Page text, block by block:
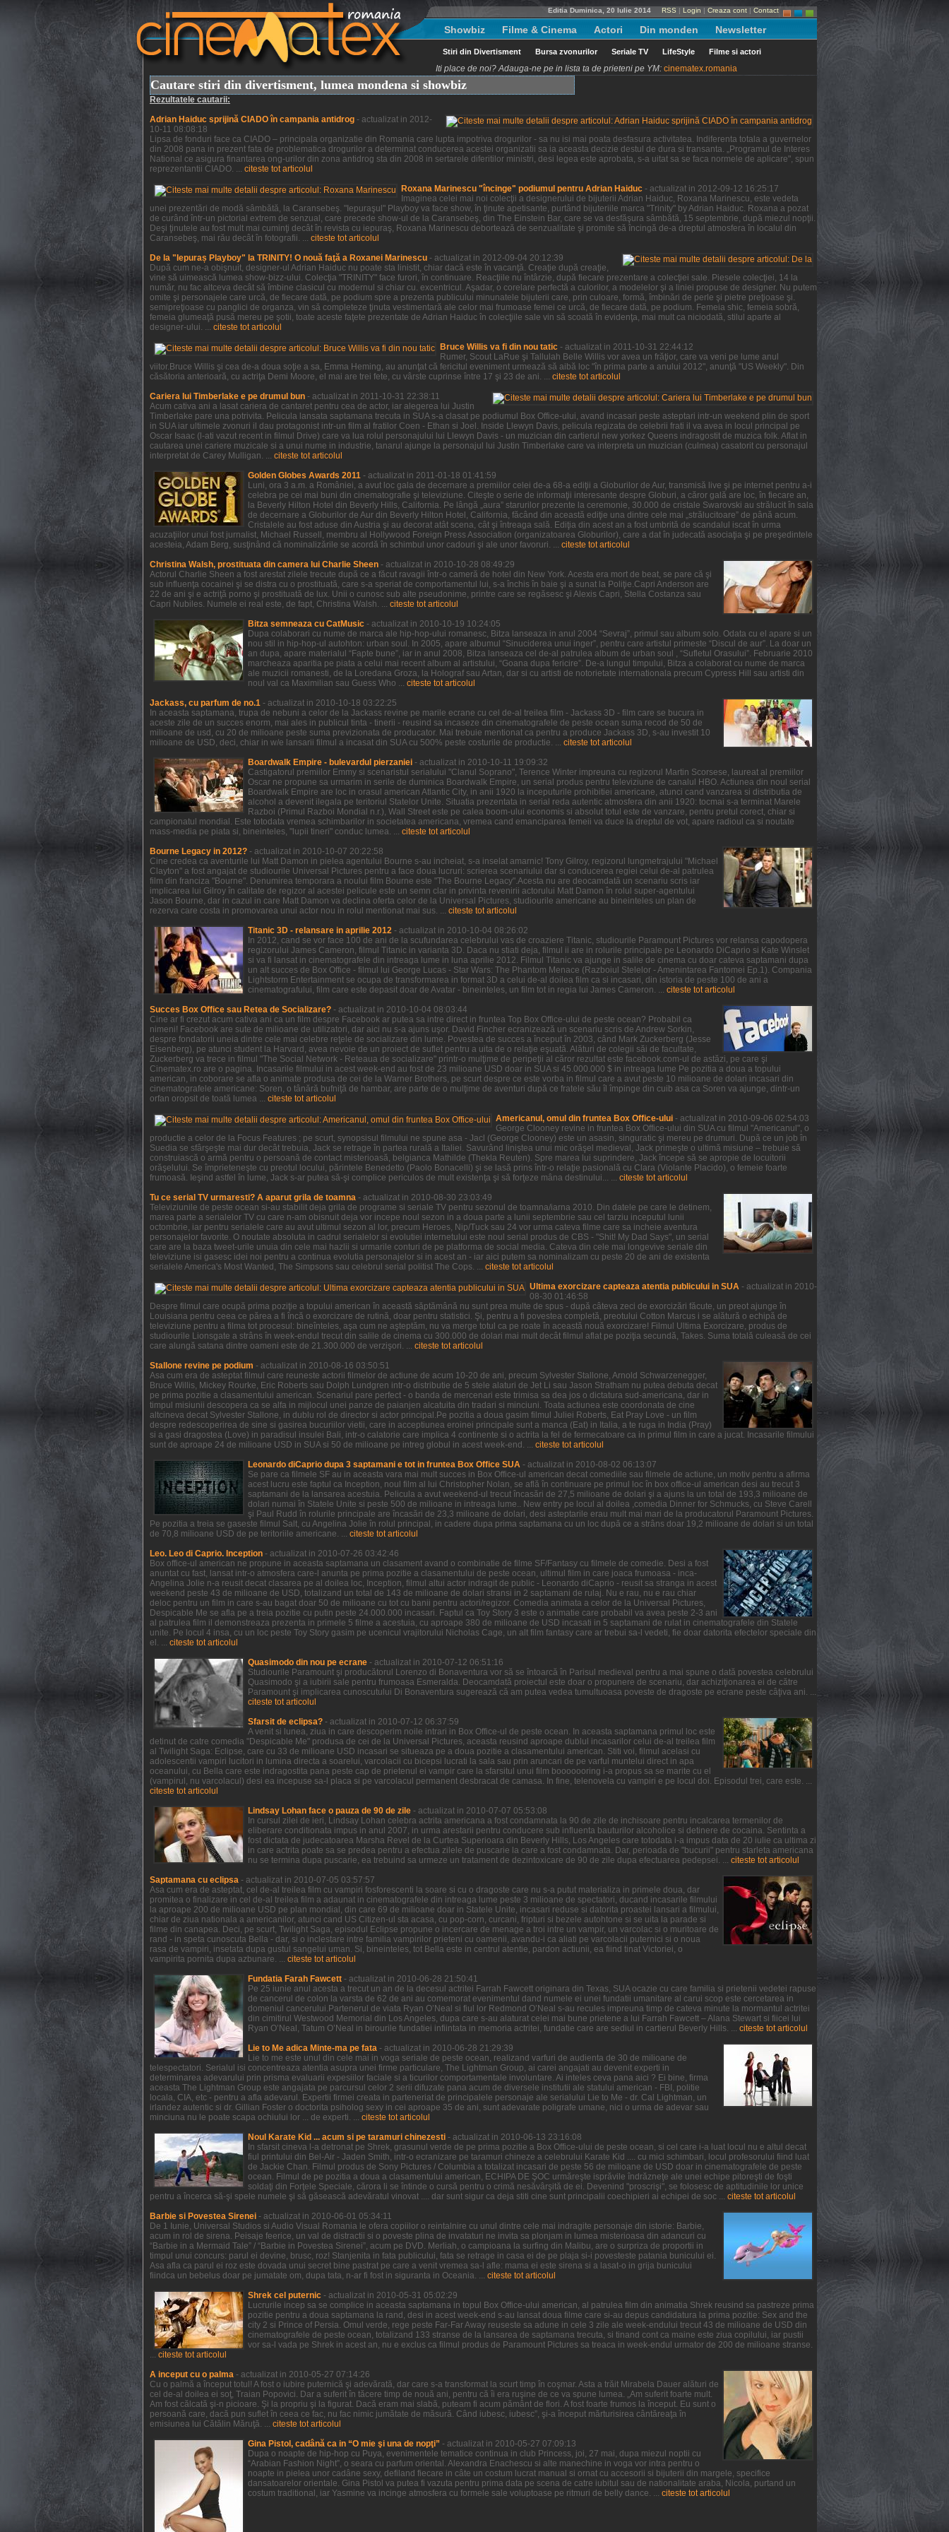
Editia Duminica, 20 Iulie 2014 RSS | Login | Creaza cont | Contact
Showbiz Filme & Cinema Actori Din monden Newsletter
Stiri din Divertisment Bursa zvonurilor Seriale TV LifeStyle Filme si actori
Iti place de noi? Adauga-ne pe in lista ta de prieteni pe YM: cinematex.romania
Cautare stiri din divertisment, lumea mondena si showbiz
Rezultatele cautarii:
Adrian Haiduc sprijină CIADO în campania antidrog - actualizat in 2012-
10-11 08:08:18
Lipsa de fonduri face ca CIADO – principala organizatie din Romania care lupta impotriva drogurilor - sa nu isi mai poata desfasura activitatea. Indiferenta totala a guvernelor
din 2008 pana in prezent fata de problematica drogurilor a determinat conducerea acestei organizatii sa ia aceasta decizie destul de dura si transanta. „Programul de Interes
National ce asigura finantarea ong-urilor din zona antidrog sta din 2008 in sertarele diferitilor ministri, desi legea este aprobata, s-a uitat sa se faca normele de aplicare", spun
reprezentantii CIADO. ... citeste tot articolul
Roxana Marinescu "încinge" podiumul pentru Adrian Haiduc - actualizat in 2012-09-12 16:25:17
Imaginea celei mai noi colecţii a designerului de bijuterii Adrian Haiduc, Roxana Marinescu, este vedeta
unei prezentări de modă sâmbătă, la Caransebeş. "Iepuraşul" Playboy va face show, în ţinute apetisante, purtând bijuteriile marca "Trinity" by Adrian Haiduc. Roxana a pozat
de curând într-un pictorial extrem de senzual, care precede show-ul de la Caransebeş, din The Einstein Bar, care se va desfăşura sâmbătă, 15 septembrie, după miezul nopţii.
Deşi ţinutele au fost mult mai cuminţi decât în revista cu iepuraş, Roxana Marinescu debortează de senzualitate şi promite să încingă de-a dreptul atmosfera în localul din
Caransebeş, mai rău decât în fotografii. ... citeste tot articolul
De la "Iepuraș Playboy" la TRINITY! O nouă faţă a Roxanei Marinescu - actualizat in 2012-09-04 20:12:39
După cum ne-a obişnuit, designer-ul Adrian Haiduc nu poate sta linistit, chiar dacă este în vacanţă. Creaţie după creaţie,
vine să uimească lumea show-bizz-ului. Colecţia "TRINITY" face furori, în continuare. Reacţiile nu întârzie, după fiecare prezentare a colecţiei sale. Piesele colecţiei, 14 la
număr, nu fac altceva decât să îmbine clasicul cu modernul si chiar cu. excentricul. Aşadar, o corelare perfectă a culorilor, a modelelor şi a liniei propuse de designer. Nu putem
omite şi personajele care urcă, de fiecare dată, pe podium spre a prezenta publicului minunatele bijuterii care, prin culoare, formă, îmbinări de perle şi pietre preţioase şi.
semipreţioase cu panglici de organza, vin să completeze ţinuta vestimentară ale celor mai frumoase femei ce urcă, de fiecare dată, pe podium. Femeia shic, femeia sobră,
femeia glumeaţă pusă mereu pe şotii, toate aceste faţete prezentate de Adrian Haiduc în colecţiile sale vin să scoată în evidenţa, mai mult ca niciodată, stilul aparte al
designer-ului. ... citeste tot articolul
Bruce Willis va fi din nou tatic - actualizat in 2011-10-31 22:44:12
Rumer, Scout LaRue şi Tallulah Belle Willis vor avea un frăţior, care va veni pe lume anul
viitor.Bruce Willis şi cea de-a doua soţie a sa, Emma Heming, au anunţat că fericitul eveniment urmează să aibă loc "în prima parte a anului 2012", anunţă "US Weekly". Din
căsătoria anterioară, cu actriţa Demi Moore, el mai are trei fete, cu vârste cuprinse între 17 şi 23 de ani. ... citeste tot articolul
Cariera lui Timberlake e pe drumul bun - actualizat in 2011-10-31 22:38:11
Acum cativa ani a lasat cariera de cantaret pentru cea de actor, iar alegerea lui Justin
Timberlake pare una potrivita. Pelicula lansata saptamana trecuta in SUA s-a clasat pe podiumul Box Office-ului, avand incasari peste asteptari intr-un weekend plin de sport
in SUA iar ultimele zvonuri il dau protagonist intr-un film al fratilor Coen - Ethan si Joel. Inside Llewyn Davis, pelicula regizata de celebrii frati il va avea in locul principal pe
Oscar Isaac (l-ati vazut recent in filmul Drive) care va lua rolul personajului lui Llewyn Davis - un muzician din cartierul new yorkez Queens indragostit de muzica folk. Aflat in
cautarea unei cariere muzicale si a unui nume in industrie, tanarul ajunge la personajul lui Justin Timberlake care va interpreta un muzician (culmea) casatorit cu personajul
interpretat de Carey Mulligan. ... citeste tot articolul
Golden Globes Awards 2011 - actualizat in 2011-01-18 01:41:59
Luni, ora 3 a.m. a României, a avut loc gala de decernare a premiilor celei de-a 68-a ediţii a Globurilor de Aur, transmisă live şi pe internet pentru a-i
celebra pe cei mai buni din cinematografie şi televiziune. Citeşte o serie de informaţii interesante despre Globuri, a căror gală are loc, în fiecare an,
la Beverly Hilton Hotel din Beverly Hills, California. Pe lângă „aura” starurilor prezente la ceremonie, 30.000 de cristale Swarovski au strălucit în sala
de decernare a Globurilor de Aur din Beverly Hilton Hotel, California, făcând din această ediţie una dintre cele mai „strălucitoare” de până acum.
Cristalele au fost aduse din Austria şi au decorat atât scena, cât şi întreaga sală. Ediţia din acest an a fost umbrită de scandalul iscat în urma
acuzaţiilor unui fost jurnalist, Michael Russell, membru al Hollywood Foreign Press Association (organizatoarea Globurilor), care a dat în judecată asociaţia şi pe preşedintele
acesteia, Adam Berg, susţinând că nominalizările se acordă în schimbul unor cadouri şi ale unor favoruri. ... citeste tot articolul
Christina Walsh, prostituata din camera lui Charlie Sheen - actualizat in 2010-10-28 08:49:29
Actorul Charlie Sheen a fost arestat zilele trecute după ce a făcut ravagii într-o cameră de hotel din New York. Acesta era mort de beat, se pare că şi
sub influenţa cocainei şi se distra cu o prostituată, care s-a speriat de comportamentul lui, s-a închis în baie şi a sunat la Poliţie.Capri Anderson are
22 de ani şi e actriţă porno şi prostituată de lux. Unii o cunosc sub alte pseudonime, printre care se regăsesc şi Alexis Capri, Stella Costanza sau
Capri Nubiles. Numele ei real este, de fapt, Christina Walsh. ... citeste tot articolul
Bitza semneaza cu CatMusic - actualizat in 2010-10-19 10:24:05
Dupa colaborari cu nume de marca ale hip-hop-ului romanesc, Bitza lanseaza in anul 2004 “Sevraj”, primul sau album solo. Odata cu el apare si un
nou stil in hip-hop-ul autohton: urban soul. In 2005, apare albumul “Sinuciderea unui inger”, pentru care artistul primeste “Discul de aur”. La doar un
an dupa, apare materialul “Fapte bune”, iar in anul 2008, Bitza lanseaza cel de-al patrulea album de urban soul , “Sufletul Orasului”. Februarie 2010
marcheaza aparitia pe piata a celui mai recent album al artistului, “Goana dupa fericire”. De-a lungul timpului, Bitza a colaborat cu nume de marca
ale muzicii romanesti, de la Loredana Groza, la Holograf sau Artan, dar si cu artisti de notorietate internationala precum Cypress Hill sau artisti din
noul val ca Maximilian sau Guess Who ... citeste tot articolul
Jackass, cu parfum de no.1 - actualizat in 2010-10-18 03:22:25
In aceasta saptamana, trupa de nebuni a celor de la Jackass revine pe marile ecrane cu cel de-al treilea film - Jackass 3D - film care se bucura in
aceste zile de un succes enorm, mai ales in publicul tinta - tinerii - reusind sa incaseze din cinematografele de peste ocean suma recod de 50 de
milioane de usd, cu 20 de milioane peste suma previzionata de producator. Mai trebuie mentionat ca pentru a produce Jackass 3D, s-au investit 10
milioane de USD, deci, chiar in w/e lansarii filmul a incasat din SUA cu 500% peste costurile de productie. ... citeste tot articolul
Boardwalk Empire - bulevardul pierzaniei - actualizat in 2010-10-11 19:09:32
Castigatorul premiilor Emmy si scenaristul serialului "Clanul Soprano", Terence Winter impreuna cu regizorul Martin Scorsese, laureat al premiilor
Oscar ne propune sa urmarim in serile de duminica Boardwalk Empire, un serial produs pentru televiziune de canalul HBO. Actiunea din noul serial
Boardwalk Empire are loc in orasul american Atlantic City, in anii 1920 la inceputurile prohibitiei americane, atunci cand vanzarea si distributia de
alcohol a devenit ilegala pe teritoriul Statelor Unite. Situatia prezentata in serial reda autentic atmosfera din anii 1920: tocmai s-a terminat Marele
Razboi (Primul Razboi Mondial n.r.), Wall Street este pe calea boom-ului economis si absolut totul este de vanzare, pentru pretul corect, chiar si
campionatul mondial. Este totodata vremea schimbarilor in societatea americana, vremea cand emanciparea femeii va duce la dreptul de vot, apare radioul ca si noutate
mass-media pe piata si, bineinteles, "lupii tineri" conduc lumea. ... citeste tot articolul
Bourne Legacy in 2012? - actualizat in 2010-10-07 20:22:58
Cine credea ca aventurile lui Matt Damon in pielea agentului Bourne s-au incheiat, s-a inselat amarnic! Tony Gilroy, regizorul lungmetrajului "Michael
Clayton" a fost angajat de studiourile Universal Pictures pentru a face doua lucruri: scrierea scenariului dar si conducerea regiei celui de-al patrulea
film din franciza "Bourne". Denumirea temporara a noului film Bourne este "The Bourne Legacy".Acesta nu are deocamdată un scenariu scris iar
implicarea lui Gilroy în calitate de regizor al acestei pelicule este un semn clar in privinta revenirii actorului Matt Damon în rolul super-agentului
Jason Bourne, dar in cazul in care Matt Damon va declina oferta celor de la Universal Pictures, studiourile americane au bineinteles un plan de
rezerva care costa in promovarea unui actor nou in rolul mentionat mai sus. ... citeste tot articolul
Titanic 3D - relansare in aprilie 2012 - actualizat in 2010-10-04 08:26:02
In 2012, cand se vor face 100 de ani de la scufundarea celebrului vas de croaziere Titanic, studiourile Paramount Pictures vor relansa capodopera
regizorului James Cameron, filmul Titanic in varianta 3D. Daca nu stiati deja, filmul ii are in rolurile principale pe Leonardo DiCaprio si Kate Winslet
si va fi lansat in cinematografele din intreaga lume in luna aprilie 2012. Filmul Titanic va ajunge in salile de cinema cu doar cateva saptamani dupa
un alt succes de Box Office - filmul lui George Lucas - Star Wars: The Phantom Menace (Razboiul Stelelor - Amenintarea Fantomei Ep.1). Compania
Lightstorm Entertainment se ocupa de transformarea in format 3D a celui de-al doilea film ca si incasari, din istoria de peste 100 de ani a
cinematografului, film care este depasit doar de Avatar - bineinteles, un film tot in regia lui James Cameron. ... citeste tot articolul
Succes Box Office sau Retea de Socializare? - actualizat in 2010-10-04 08:03:44
Cine ar fi crezut acum cativa ani ca un film despre Facebook ar putea sa intre direct in fruntea Top Box Office-ului de peste ocean? Probabil ca
nimeni! Facebook are sute de milioane de utilizatori, dar aici nu s-a ajuns uşor. David Fincher ecranizează un scenariu scris de Andrew Sorkin,
despre fondatorii uneia dintre cele mai celebre reţele de socializare din lume. Povestea de succes a început în 2003, când Mark Zuckerberg (Jesse
Eisenberg), pe atunci student la Harvard, avea nevoie de un proiect de suflet pentru a uita de o relaţie eşuată. Alături de colegii săi de facultate,
Zuckerberg va trece in filmul "The Social Network - Reteaua de socializare" printr-o mulţime de peripeţii al căror rezultat este facebook.com-ul de astăzi, pe care şi
Cinematex.ro are o pagina. Incasarile filmului in acest week-end au fost de 23 milioane USD doar in SUA si 45.000.000 $ in intreaga lume Pe pozitia a doua a topului
american, in coborare se afla o animate produsa de cei de la Warner Brothers, pe scurt despre ce este vorba in filmul care a avut peste 10 milioane de dolari incasari din
cinematografele americane: Soren, o tânără bufniţă de hambar, are parte de o mulţime de aventuri după ce fratele său îl împinge din cuib asa ca Soren va ajunge, dintr-un
orfan oropsit de toată lumea ... citeste tot articolul
Americanul, omul din fruntea Box Office-ului - actualizat in 2010-09-06 02:54:03
George Clooney revine in fruntea Box Office-ului din SUA cu filmul "Americanul", o
productie a celor de la Focus Features ; pe scurt, synopsisul filmului ne spune asa - Jacl (George Clooney) este un asasin, singuratic şi mereu pe drumuri. După ce un job în
Suedia se sfârşeşte mai dur decât trebuia, Jack se retrage în partea rurală a Italiei. Savurând liniştea unui mic orăşel medieval, Jack primeşte o ultimă misiune – trebuie să
construiască o armă pentru o persoană de contact misterioasă, belgianca Mathilde (Thekla Reuten). Spre marea lui suprindere, Jack începe să se apropie de locuitorii
orăşelului. Se împrieteneşte cu preotul locului, părintele Benedetto (Paolo Bonacelli) şi se lasă prins într-o relaţie pasională cu Clara (Violante Placido), o femeie foarte
frumoasă. Ieşind astfel în lume, Jack s-ar putea să-şi complice periculos de mult existenţa şi să forţeze mâna destinului... ... citeste tot articolul
Tu ce serial TV urmaresti? A aparut grila de toamna - actualizat in 2010-08-30 23:03:49
Televiziunile de peste ocean si-au stabilit deja grila de programe si seriale TV pentru sezonul de toamna/iarna 2010. Din datele pe care le detinem,
marea parte a serialelor TV cu care n-am obisnuit deja vor incepe noul sezon in a doua parte a lunii septembrie sau cel tarziu inceputul lunii
octombrie, iar pentru serialele care au avut ultimul sezon al lor, precum Heroes, Nip/Tuck sau 24 vor urma cateva filme care sa incheie aventura
personajelor favorite. O noutate absoluta in cadrul serialelor si evolutiei internetului este noul serial produs de CBS - "Shit! My Dad Says", un serial
care are la baza tweet-urile unuia din cele mai hazlii si urmarile conturi de pe platforma de social media. Cateva din cele mai longevive seriale din
televiziune isi gasesc idei noi pentru a continua evolutia personajelor si in acest an - iar aici putem sa nominalizam cu peste 20 de ani de existenta
serialele America's Most Wanted, The Simpsons sau celebrul serial politist The Cops. ... citeste tot articolul
Ultima exorcizare capteaza atentia publicului in SUA - actualizat in 2010-
08-30 01:46:58
Despre filmul care ocupă prima poziţie a topului american în această săptămână nu sunt prea multe de spus - după câteva zeci de exorcizări făcute, un preot ajunge în
Louisiana pentru ceea ce părea a fi încă o exorcizare de rutină, doar pentru statistici. Şi, pentru a fi povestea completă, preotului Cotton Marcus i se alătură o echipă de
televiziune pentru a filma tot procesul: bineînteles, aşa cum ne aşteptăm, nu va merge totul ca pe roate în această nouă exorcizare! Filmul Ultima Exorcizare, produs de
studiourile Lionsgate a strâns în week-endul trecut din salile de cinema cu 300.000 de dolari mai mult decât filmul aflat pe poziţia secundă, Takes. Suma totală culeasă de cei
care alungă satana dintre oameni este de 21.300.000 de verzişori. ... citeste tot articolul
Stallone revine pe podium - actualizat in 2010-08-16 03:50:51
Asa cum era de asteptat filmul care reuneste actorii filmelor de actiune de acum 10-20 de ani, precum Sylvester Stallone, Arnold Schwarzenegger,
Bruce Willis, Mickey Rourke, Eric Roberts sau Dolph Lundgren intr-o distributie de 5 stele alaturi de Jet Li sau Jason Stratham nu putea debuta decat
pe prima pozitie a clasamentului american. Scenariul pare perfect - o banda de mercenari este trimisa sa dea jos o dictatura sud-americana, dar in
timpul misiunii descopera ca se alfa in mijlocul unei panze de paianjen alcatuita din tradari si minciuni. Toata actiunea este coordonata de cine
altcineva decat Sylvester Stallone, in dublu rol de director si actor principal.Pe pozitia a doua gasim filmul Juliei Roberts, Eat Pray Love - un film
despre redescoperirea de sine si gasirea bucuriilor vietii, care in acceptiunea eroinei principale sunt a manca (Eat) in Italia, a te ruga in India (Pray)
si a gasi dragostea (Love) in paradisul insulei Bali, intr-o calatorie care implica 4 continente si o actrita la fel de fermecatoare ca in primul film in care a jucat. Incasarile filmului
sunt de aproape 24 de milioane USD in SUA si 50 de milioane pe intreg globul in acest week-end. ... citeste tot articolul
Leonardo diCaprio dupa 3 saptamani e tot in fruntea Box Office SUA - actualizat in 2010-08-02 06:13:07
Se pare ca filmele SF au in aceasta vara mai mult succes in Box Office-ul american decat comediile sau filmele de actiune, un motiv pentru a afirma
acest lucru este faptul ca Inception, noul film al lui Christopher Nolan, se află în continuare pe primul loc în box office-ul american desi au trecut 3
saptamani de la lansarea acestuia. Pelicula a avut weekend-ul trecut încasări de 27,5 milioane de dolari şi a ajuns la un total de 193,3 milioane de
dolari numai în Statele Unite si peste 500 de milioane in intreaga lume.. New entry pe locul al doilea ,comedia Dinner for Schmucks, cu Steve Carell
şi Paul Rudd în rolurile principale are încasări de 23,3 milioane de dolari, desi asteptarile erau mult mai mari de la producatorul Paramount Pictures.
Pe pozitia a treia se gaseste filmul Salt, cu Angelina Jolie în rolul principal, in cadere dupa prima saptamana cu un loc după ce a strâns doar 19,2 milioane de dolari si un total
de 70,8 milioane USD de pe teritoriile americane. ... citeste tot articolul
Leo. Leo di Caprio. Inception - actualizat in 2010-07-26 03:42:46
Box office-ul american ne propune in aceasta saptamana un clasament avand o combinatie de filme SF/Fantasy cu filmele de comedie. Desi a fost
anuntat cu fast, lansat intr-o atmosfera care-l anunta pe prima pozitie a clasamentului de peste ocean, ultimul film in care joaca frumoasa - inca-
Angelina Jolie n-a reusit decat clasarea pe al doilea loc, Inception, filmul altui actor indragit de public - Leonardo diCaprio - reusit sa stranga in acest
weekend peste 43 de milioane de USD, totalizand un total de 143 de milioane de dolari stransi in 2 saptamani de rulaj. Nu e rau, nu e rau chiar
deloc pentru un film in care s-au bagat doar 50 de milioane cu tot cu banii pentru actori/regizor. Comedia animata a celor de la Universal Pictures,
Despicable Me se afla pe a treia pozitie cu putin peste 24.000.000 incasari. Faptul ca Toy Story 3 este o animatie care probabil va avea peste 2-3 ani
al patrulea film il demonstreaza prezenta in primele 5 filme a acestuia, cu aproape 380 de milioane de USD incasati in 5 saptamani de rulat in cinematografele din Statele
unite. Pe locul 4 insa, cu un loc peste Toy Story gasim pe ucenicul vrajitorului Nicholas Cage, un alt film fantasy care ar trebui sa-l vedeti, fie doar datorita efectelor speciale din
el. ... citeste tot articolul
Quasimodo din nou pe ecrane - actualizat in 2010-07-12 06:51:16
Studiourile Paramount şi producătorul Lorenzo di Bonaventura vor să se întoarcă în Parisul medieval pentru a mai spune o dată povestea celebrului
Quasimodo şi a iubirii sale pentru frumoasa Esmeralda. Deocamdată proiectul este doar o propunere de scenariu, dar achiziţionarea ei de către
Paramount şi implicarea cunoscutului Di Bonaventura sugerează că am putea vedea tumultuoasa poveste de dragoste pe ecrane peste câţiva ani. ...
citeste tot articolul
Sfarsit de eclipsa? - actualizat in 2010-07-12 06:37:59
A venit si lunea, ziua in care descoperim noile intrari in Box Office-ul de peste ocean. In aceasta saptamana primul loc este
detinut de catre comedia "Despicable Me" produsa de cei de la Universal Pictures, aceasta reusind aproape dublul incasarilor celui de-al treilea film
al Twilight Saga: Eclipse, care cu 33 de milioane USD incasari se situeaza pe a doua pozitie a clasamentului american. Stiti voi, filmul acelasi cu
adolescentii vampiri lucitori in lumina directa a soarelui, varcolacii cu bicepsi lucrati la sala sau prin aruncari de pe varful muntelui direct in apa
oceanului, cu Bella care este indragostita pana peste cap de prietenul ei vampir care la sfarsitul unui film booooooring i-a propus sa se marite cu el
(vampirul, nu varcolacul) desi ea incepuse sa-l placa si pe varcolacul permanent desbracat de camasa. In fine, telenovela cu vampiri e pe locul doi. Episodul trei, care este. ...
citeste tot articolul
Lindsay Lohan face o pauza de 90 de zile - actualizat in 2010-07-07 05:53:08
In cursul zilei de ieri, Lindsay Lohan celebra actrita americana a fost condamnata la 90 de zile de inchisoare pentru incalcarea termenilor de
eliberare conditionata impus in anul 2007, in urma arestarii pentru conducere sub influenta bauturilor alcoholice si detinere de cocaina. Sentinta a
fost dictata de judecatoarea Marsha Revel de la Curtea Superioara din Beverly Hills, Los Angeles care totodata i-a impus data de 20 iulie ca ultima zi
in care actrita poate sa se predea pentru a efectua zilele de puscarie la care a fost condamnata. Dar, perioada de "bucurii" pentru starleta americana
nu se termina dupa puscarie, ea trebuind sa urmeze un tratament de dezintoxicare de 90 de zile dupa efectuarea pedepsei. ... citeste tot articolul
Saptamana cu eclipsa - actualizat in 2010-07-05 03:57:57
Asa cum era de asteptat, cel de-al treilea film cu vampiri fosforescenti la soare si cu o dragoste care nu s-a putut materializa in primele doua, dar
promitea o finalizare in cel de-al treilea film a adaunat in cinematografele din intreaga lume peste 3 milioane de spectatori, ducand incasarile filmului
la aproape 200 de milioane USD pe plan mondial, din care 69 de milioane doar in Statele Unite, incasari reduse si datorita proastei lansari a filmului,
chiar de ziua nationala a americanilor, atunci cand US Citizen-ul sta acasa, cu pop-corn, curcani, fripturi si bezele autohtone si se uita la parade si
filme din canapea. Deci, pe scurt, Twilight Saga, episodul Eclipse propune o incercare de menage a troi intre un vampir, un varcolac si o muritoare de
rand - in speta cunoscuta Bella - dar, si o inclestare intre familia vampirilor prieteni cu oamenii, avandu-i ca aliati pe varcolacii puternici si o noua
rasa de vampiri, insetata dupa gustul sangelui uman. Si, bineinteles, tot Bella este in centrul atentie, pardon actiunii, ea fiind tinat Victoriei, o
vampirita pornita dupa azbunare. ... citeste tot articolul
Fundatia Farah Fawcett - actualizat in 2010-06-28 21:50:41
Pe 25 iunie anul acesta a trecut un an de la decesul actritei Farrah Fawcett originara din Texas, SUA ocazie cu care familia si prietenii vedetei rapuse
de cancerul de colon la varsta de 62 de ani au comemorat evenimentul dand numele ei unei fundatii umanitare al carui scop este cercetarea in
domeniul cancerului.Partenerul de viata Ryan O’Neal si fiul lor Redmond O’Neal s-au recules impreuna timp de cateva minute la mormantul actritei
din cimitirul Westwood Memorial din Los Angeles, dupa care s-au alaturat celei mai bune prietene a lui Farrah Fawcett – Alana Stewart si fiicei lui
Ryan O’Neal, Tatum O’Neal in birourile fundatiei infiintata in memoria actritei, fundatie care are sediul in cartierul Beverly Hills. ... citeste tot articolul
Lie to Me adica Minte-ma pe fata - actualizat in 2010-06-28 21:29:39
Lie to me este unul din cele mai in voga seriale de peste ocean, realizand varfuri de audienta de 30 de milioane de
telespectatori. Serialul isi concentreaza atentia asupra unei firme particulare, The Lightman Group, ai carei angajati au devenit experti in
determinarea adevarului prin prisma evaluarii expesiilor faciale si a ticurilor comportamentale involuntare. Ai inteles ceva pana aici ? Ei bine, firma
aceasta The Lightman Group este angajata pe parcursul celor 2 serii difuzate pana acum de diversele institutii ale statului american - FBI, politie
locala, CIA, etc - pentru a afla adevarul. Expertii firmei creata in parteneriat de principalele personaje ale serialului Lie to Me - dr. Cal Lightman, un
irlandez autentic si dr. Gillian Foster o doctorita psiholog sexy in cei aproape 35 de ani, sunt adevarate poligrafe umane, nici o urma de adevar sau
minciuna nu le poate scapa ochiului lor ... de experti. ... citeste tot articolul
Noul Karate Kid ... acum si pe taramuri chinezesti - actualizat in 2010-06-13 23:16:08
In sfarsit cineva l-a detronat pe Shrek, grasunul verde de pe prima pozitie a Box Office-ului de peste ocean, si cel care i-a luat locul nu e altul decat
fiul printului din Bel-Air - Jaden Smith, intr-o ecranizare pe taramuri chineze a celebrului Karate Kid .... cu mici schimbari, locul profesorului fiind luat
de Jackie Chan. Filmul produs de Sony Pictures / Columbia a totalizat incasari de peste 56 de milioane de USD doar in cinematografele de peste
ocean. Filmul de pe pozitia a doua a clasamentului american, ECHIPA DE ŞOC urmăreşte isprăvile îndrăzneţe ale unei echipe pitoreşti de foşti
soldaţi din Forţele Speciale, cărora li se întinde o cursă pentru o crimă nesăvârşită de ei. Devenind "proscrişi", se folosesc de aptitudinile lor unice
pentru a încerca să-şi spele numele şi să găsească adevăratul vinovat .... dar sunt sigur ca deja stiti cine sunt principalii coechipieri ai echipei de soc ... citeste tot articolul
Barbie si Povestea Sirenei - actualizat in 2010-06-01 05:34:11
De 1 Iunie, Universal Studios si Audio Visual Romania le ofera copiilor o reintalnire cu unul dintre cele mai indragite personaje din istorie: Barbie,
acum in rol de sirena. Peisaje feerice, un val de distractii si o poveste plina de invataturi ne invita sa plonjam in lumea misterioasa din adancuri cu
“Barbie in a Mermaid Tale” / “Barbie in Povestea Sirenei”, acum pe DVD. Merliah, o campioana la surfing din Malibu, are o surpriza de proportii in
timpul unui concurs: parul ei devine, brusc, roz! Stanjenita in fata publicului, fata se retrage in casa ei de pe plaja si-i povesteste patania bunicului ei.
Asa afla ca parul ei roz este dovada unui secret bine pastrat pe care a venit vremea sa-l afle: mama ei este sirena si a lasat-o in grija bunicului
fiindca un bebelus doar pe jumatate om, dupa tata, n-ar fi fost in siguranta in Oceania. ... citeste tot articolul
Shrek cel puternic - actualizat in 2010-05-31 05:02:29
Lucrurile incep sa se complice in aceasta saptamana in topul Box Office-ului american, al patrulea film din animatia Shrek reusind sa pastreze prima
pozitie pentru a doua saptamana la rand, desi in acest week-end s-au lansat doua filme care si-au depus candidatura la prima pozitie: Sex and the
city 2 si Prince of Persia. Omul verde, rege peste Far-Far Away reuseste sa adune in cele 3 zile ale week-endului trecut 43 de milioane de USD din
cinematografele de peste ocean, totalizand 133 stranse de la lansarea de saptamana trecuta, si tinand cont ca maine este ziua copilului, iar pustii
vor sa-l vada pe Shrek in acest an, nu e exclus ca filmul produs de Paramount Pictures sa treaca in week-endul urmator de 200 de milioane stranse.
... citeste tot articolul
A inceput cu o palma - actualizat in 2010-05-27 07:14:26
Cu o palmă a început totul! A fost o iubire puternică şi adevărată, dar care s-a transformat la scurt timp în coşmar. Asta a trăit Mirabela Dauer alături de
cel de-al doilea ei soţ, Traian Popovici. Dar a suferit în tăcere timp de nouă ani, pentru că îi era ruşine de ce va spune lumea. „Am suferit foarte mult.
Am fost călcată şi-n picioare. Şi la propriu şi la figurat. Dacă eram mai slabă, puteam fi acum pământ de flori. A fost foarte frumos la început. Eu sunt o
persoană care, dacă pun suflet în ceea ce fac, nu fac nimic jumătate de măsură. Când iubesc, iubesc”, şi-a început mărturisirea cântăreaţa în
emisiunea lui Cătălin Măruţă. ... citeste tot articolul
Gina Pistol, cadână ca in “O mie şi una de nopţi” - actualizat in 2010-05-27 07:09:13
Dupa o noapte de hip-hop cu Puya, evenimentele tematice continua in club Princess, joi, 27 mai, dupa miezul noptii cu
“Arabian Fashion Night”, o seara cu parfum oriental. Alexandra Enachescu si alte manechine in voga vor intra pentru o
noapte in pielea unor cadâne sexy, defiland fiecare in câte un costum lucrat manual si ornat cu accesorii si bijuterii din margele, specifice
dansatoarelor orientale. Gina Pistol va putea fi vazuta pentru prima data pe scena de catre iubitul sau de nationalitate araba, Nicola, purtand un
costum traditional, iar Yasmine va incinge atmosfera cu formele sale voluptoase pe ritmuri de belly dance. ... citeste tot articolul